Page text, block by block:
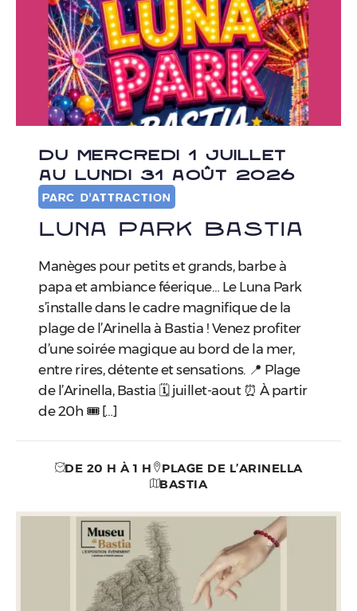
DU MERCREDI 1 JUILLET
AU LUNDI 31 AOÛT 2026
PARC D'ATTRACTION
Luna Park Bastia
Manèges pour petits et grands, barbe à
papa et ambiance féerique… Le Luna Park
s’installe dans le cadre magnifique de la
plage de l’Arinella à Bastia ! ​Venez profiter
d’une soirée magique au bord de la mer,
entre rires, détente et sensations. ​📍 Plage
de l’Arinella, Bastia 🗓️ juillet-aout ⏰ À partir
de 20h 🎟️ […]
DE 20 H À 1 H
PLAGE DE L’ARINELLA
BASTIA